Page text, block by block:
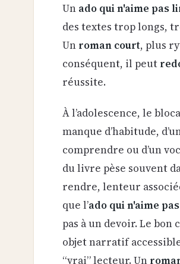
Un ado qui n'aime pas
des textes trop longs,
Un roman court, plus
conséquent, il peut
réussite.
À l’adolescence, le
manque d’habitude,
comprendre ou d’un
du livre pèse souvent
rendre, lenteur
que l’ado qui n'aime
pas à un devoir. Le
objet narratif
“vrai” lecteur. Un